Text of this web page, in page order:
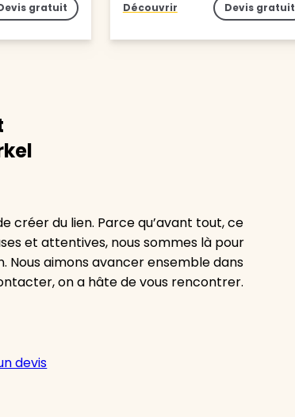
gratuit Découvrir Devis gratuit
créer du lien. Parce qu’avant tout, ce
et attentives, nous sommes là pour
aimons avancer ensemble dans
on a hâte de vous rencontrer.
devis